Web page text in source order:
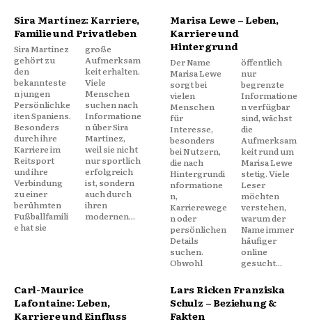
Sira Martínez: Karriere,
Familie und Privatleben
Sira Martínez
gehört zu
den
bekannteste
n jungen
Persönlichke
iten Spaniens.
Besonders
durch ihre
Karriere im
Reitsport
und ihre
Verbindung
zu einer
berühmten
Fußballfamili
e hat sie
große
Aufmerksam
keit erhalten.
Viele
Menschen
suchen nach
Informatione
n über Sira
Martínez,
weil sie nicht
nur sportlich
erfolgreich
ist, sondern
auch durch
ihren
modernen...
Marisa Lewe – Leben,
Karriere und
Hintergrund
Der Name
Marisa Lewe
sorgt bei
vielen
Menschen
für
Interesse,
besonders
bei Nutzern,
die nach
Hintergrundi
nformatione
n,
Karrierewege
n oder
persönlichen
Details
suchen.
Obwohl
öffentlich
nur
begrenzte
Informatione
n verfügbar
sind, wächst
die
Aufmerksam
keit rund um
Marisa Lewe
stetig. Viele
Leser
möchten
verstehen,
warum der
Name immer
häufiger
online
gesucht...
Carl-Maurice
Lafontaine: Leben,
Karriere und Einfluss
Lars Ricken Franziska
Schulz – Beziehung &
Fakten